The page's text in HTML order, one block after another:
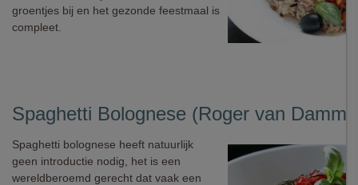
groentjes bij en het gezonde feestmaal is
compleet.
Spaghetti Bolognese (Roger van
Spaghetti bolognese heeft natuurlijk
geen introductie nodig, het is een
wereldberoemd gerecht dat vaak een